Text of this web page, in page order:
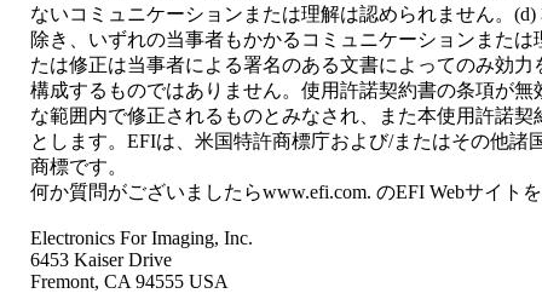
ないコミュニケーションまたは理解は認められません。
除き、いずれの当事者もかかるコミュニケーションまた
たは修正は当事者による署名のある文書によってのみ効
構成するものではありません。使用許諾契約書の条項が
な範囲内で修正されるものとみなされ、また本使用許諾
とします。EFIは、米国特許商標庁および/またはその他諸
商標です。
何か質問がございましたらwww.efi.com. のEFI Webサイト
Electronics For Imaging, Inc.
6453 Kaiser Drive
Fremont, CA 94555 USA